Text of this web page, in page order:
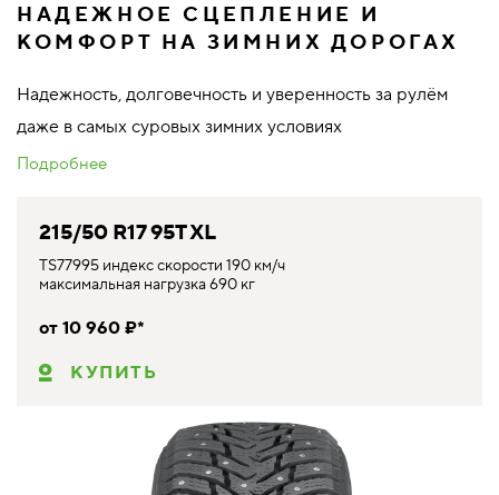
НАДЕЖНОЕ СЦЕПЛЕНИЕ И
КОМФОРТ НА ЗИМНИХ ДОРОГАХ
Надежность, долговечность и уверенность за рулём
даже в самых суровых зимних условиях
Подробнее
215/50 R17 95T XL
TS77995 индекс скорости 190 км/ч
максимальная нагрузка 690 кг
от 10 960 ₽*
КУПИТЬ